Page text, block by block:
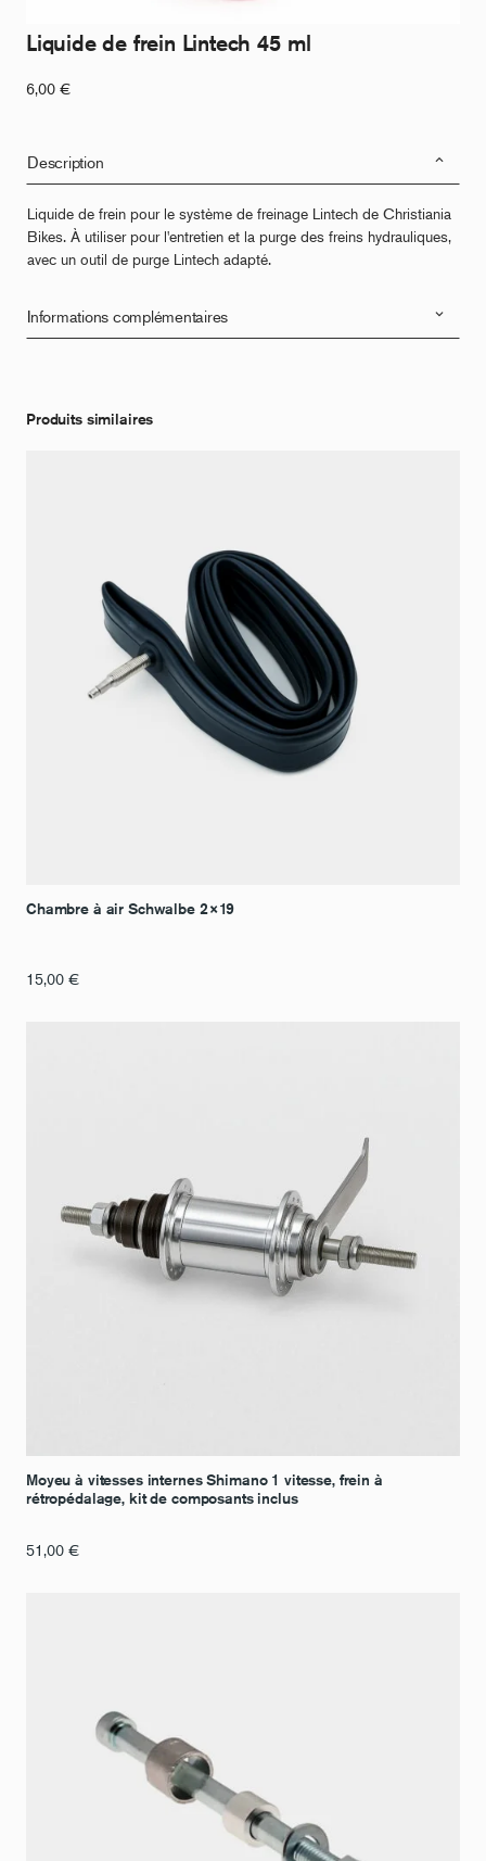
Liquide de frein Lintech 45 ml
6,00 €
Description
Liquide de frein pour le système de freinage Lintech de Christiania
Bikes. À utiliser pour l'entretien et la purge des freins hydrauliques,
avec un outil de purge Lintech adapté.
Informations complémentaires
Produits similaires
Chambre à air Schwalbe 2×19
15,00 €
Moyeu à vitesses internes Shimano 1 vitesse, frein à
rétropédalage, kit de composants inclus
51,00 €